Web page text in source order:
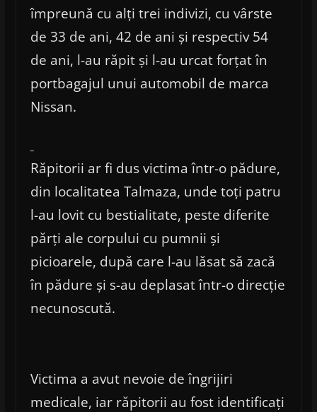
împreună cu alți trei indivizi, cu vârste
de 33 de ani, 42 de ani și respectiv 54
de ani, l-au răpit și l-au urcat forțat în
portbagajul unui automobil de marca
Nissan.
Răpitorii ar fi dus victima într-o pădure,
din localitatea Talmaza, unde toți patru
l-au lovit cu bestialitate, peste diferite
părți ale corpului cu pumnii și
picioarele, după care l-au lăsat să zacă
în pădure și s-au deplasat într-o direcție
necunoscută.
Victima a avut nevoie de îngrijiri
medicale, iar răpitorii au fost identificați